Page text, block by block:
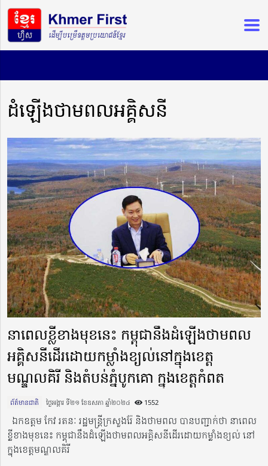
ដំឡើងថាមពលអគ្គិសនី
នាពេលខ្លីខាងមុខនេះ កម្ពុជានឹងដំឡើងថាមពល
អគ្គិសនីដើរដោយកម្លាំងខ្យល់នៅក្នុងខេត្ត
មណ្ឌលគិរី និងតំបន់ភ្នំបូកគោ ក្នុងខេត្តកំពត
ព័ត៌មានជាតិ ថ្ងៃអង្គារ ទី២១ ខែឧសភា ឆ្នាំ២០២៤​ 1552
ឯកឧត្ដម កែវ រតនៈ រដ្ឋមន្ដ្រីក្រសួងរ៉ែ និងថាមពល បានបញ្ជាក់ថា នាពេល
ខ្លីខាងមុខនេះ កម្ពុជានឹងដំឡើងថាមពលអគ្គិសនីដើរដោយកម្លាំងខ្យល់ នៅ
ក្នុងខេត្តមណ្ឌលគិរី